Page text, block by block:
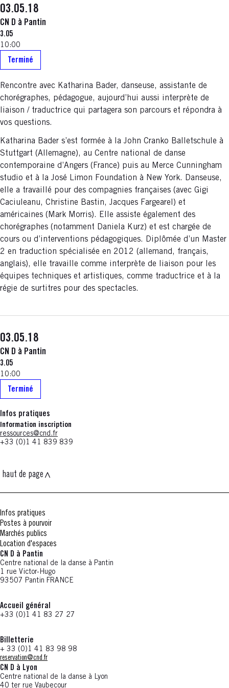
03.05.18
CN D à Pantin
3.05
10:00
Terminé
Rencontre avec Katharina Bader, danseuse, assistante de
chorégraphes, pédagogue, aujourd’hui aussi interprète de
liaison / traductrice qui partagera son parcours et répondra à
vos questions.
Katharina Bader s’est formée à la John Cranko Balletschule à
Stuttgart (Allemagne), au Centre national de danse
contemporaine d’Angers (France) puis au Merce Cunningham
studio et à la José Limon Foundation à New York. Danseuse,
elle a travaillé pour des compagnies françaises (avec Gigi
Caciuleanu, Christine Bastin, Jacques Fargearel) et
américaines (Mark Morris). Elle assiste également des
chorégraphes (notamment Daniela Kurz) et est chargée de
cours ou d’interventions pédagogiques. Diplômée d’un Master
2 en traduction spécialisée en 2012 (allemand, français,
anglais), elle travaille comme interprète de liaison pour les
équipes techniques et artistiques, comme traductrice et à la
régie de surtitres pour des spectacles.
03.05.18
CN D à Pantin
3.05
10:00
Terminé
Infos pratiques
Information inscription
ressources@cnd.fr
+33 (0)1 41 839 839
haut de page
Infos pratiques
Postes à pourvoir
Marchés publics
Location d'espaces
CN D à Pantin
Centre national de la danse à Pantin
1 rue Victor-Hugo
93507 Pantin FRANCE
Accueil général
+33 (0)1 41 83 27 27
Billetterie
+ 33 (0)1 41 83 98 98
reservation@cnd.fr
CN D à Lyon
Centre national de la danse à Lyon
40 ter rue Vaubecour